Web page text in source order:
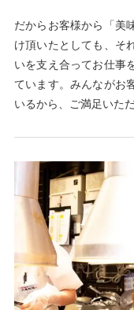
だからお客様から「美
け頂いたとしても、そ
いを支え合ってお仕事
ています。みんながお
いるから、ご満足いた